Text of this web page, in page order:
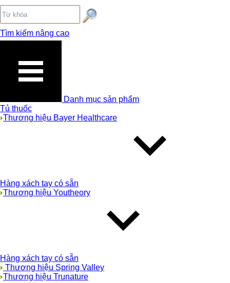
Tìm kiếm nâng cao
Danh mục sản phẩm
Tủ thuốc
Thương hiệu Bayer Healthcare
Hàng xách tay có sẵn
Thương hiệu Youtheory
Hàng xách tay có sẵn
Thương hiệu Spring Valley
Thương hiệu Trunature